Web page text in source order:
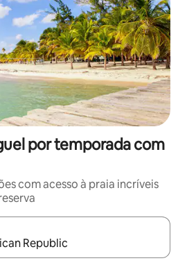
por temporada com
com acesso à praia incríveis
estiverem disponíveis, explore-os